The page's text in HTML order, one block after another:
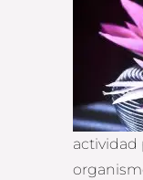
actividad